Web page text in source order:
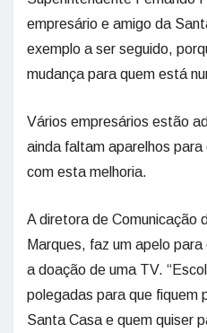
empresário e amigo da
exemplo a ser seguido,
mudança para quem está
Vários empresários estão
ainda faltam aparelhos
com esta melhoria.
A diretora de Comunicação
Marques, faz um apelo
a doação de uma TV.
polegadas para que fiquem
Santa Casa e quem quiser